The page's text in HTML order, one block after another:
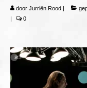
Theater
English
Contact
door Jurriën Rood |
|
0